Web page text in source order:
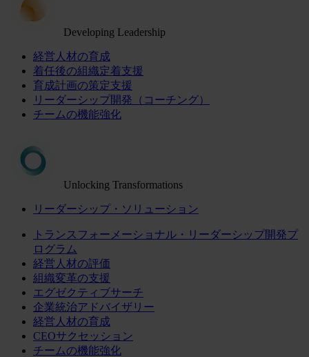
Developing Leadership
経営人材の育成
着任後の組織定着支援
育成計画の策定支援
リーダーシップ開発（コーチング）
チームの機能強化
Unlocking Transformations
リーダーシップ・ソリューション
トランスフォーメーショナル・リーダーシップ開発プ
ログラム
経営人材の評価
組織変革の支援
エグゼクティブサーチ
企業統治アドバイザリー
経営人材の育成
CEOサクセッション
チームの機能強化